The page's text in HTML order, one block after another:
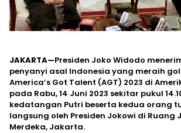
JAKARTA—Presiden Joko Widodo
penyanyi asal Indonesia yang meraih
America’s Got Talent (AGT) 2023 di
pada Rabu, 14 Juni 2023 sekitar pukul
kedatangan Putri beserta kedua orang
langsung oleh Presiden Jokowi di Ruang
Merdeka, Jakarta.